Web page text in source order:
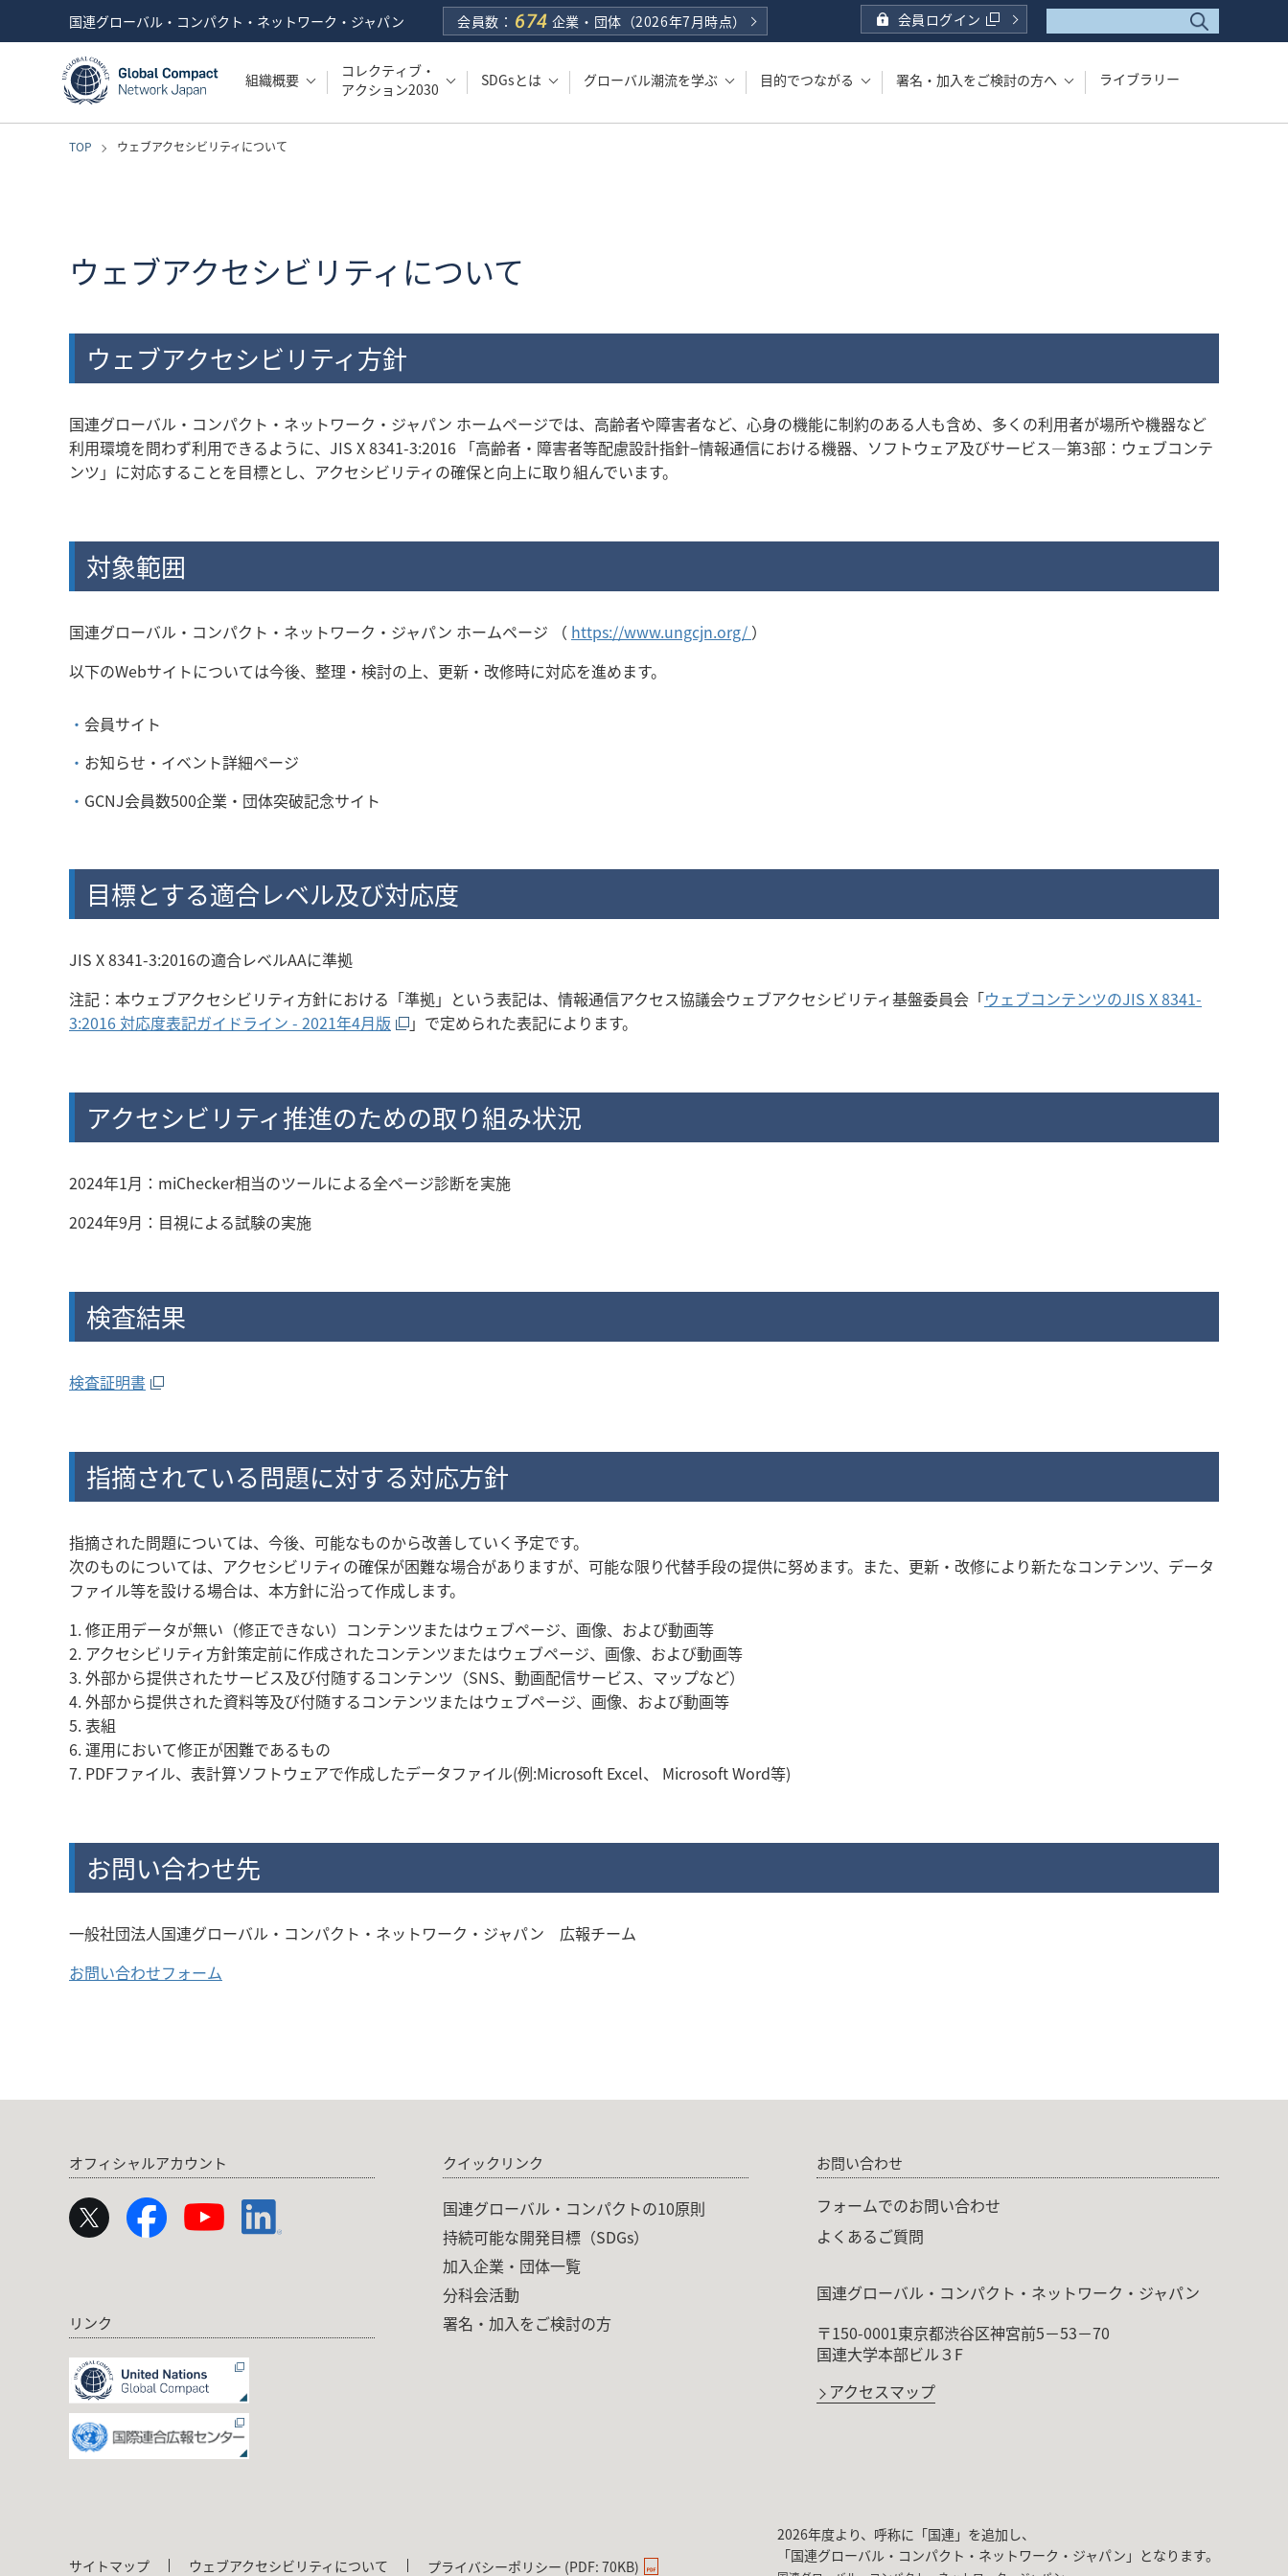
組織概要
コレクティブ・
アクション2030
SDGsとは グローバル潮流を学ぶ 目的でつながる 署名・加入をご検討の方へ ライブラリー
国連グローバル・コンパクト・ネットワーク・ジャパン 会員数： 674 企業・団体 （2026年7月時点） 会員ログイン
TOP ウェブアクセシビリティについて
ウェブアクセシビリティについて
ウェブアクセシビリティ方針
国連グローバル・コンパクト・ネットワーク・ジャパン ホームページでは、高齢者や障害者など、心身の機能に制約のある人も含め、多くの利用者が場所や機器など
利用環境を問わず利用できるように、JIS X 8341-3:2016 「高齢者・障害者等配慮設計指針−情報通信における機器、ソフトウェア及びサービス―第3部：ウェブコンテ
ンツ」に対応することを目標とし、アクセシビリティの確保と向上に取り組んでいます。
対象範囲
国連グローバル・コンパクト・ネットワーク・ジャパン ホームページ （ https://www.ungcjn.org/ ）
以下のWebサイトについては今後、整理・検討の上、更新・改修時に対応を進めます。
会員サイト
お知らせ・イベント詳細ページ
GCNJ会員数500企業・団体突破記念サイト
目標とする適合レベル及び対応度
JIS X 8341-3:2016の適合レベルAAに準拠
注記：本ウェブアクセシビリティ方針における「準拠」という表記は、情報通信アクセス協議会ウェブアクセシビリティ基盤委員会「ウェブコンテンツのJIS X 8341-
3:2016 対応度表記ガイドライン - 2021年4月版
」で定められた表記によります。
アクセシビリティ推進のための取り組み状況
2024年1月：miChecker相当のツールによる全ページ診断を実施
2024年9月：目視による試験の実施
検査結果
検査証明書
指摘されている問題に対する対応方針
指摘された問題については、今後、可能なものから改善していく予定です。
次のものについては、アクセシビリティの確保が困難な場合がありますが、可能な限り代替手段の提供に努めます。また、更新・改修により新たなコンテンツ、データ
ファイル等を設ける場合は、本方針に沿って作成します。
1. 修正用データが無い（修正できない）コンテンツまたはウェブページ、画像、および動画等
2. アクセシビリティ方針策定前に作成されたコンテンツまたはウェブページ、画像、および動画等
3. 外部から提供されたサービス及び付随するコンテンツ（SNS、動画配信サービス、マップなど）
4. 外部から提供された資料等及び付随するコンテンツまたはウェブページ、画像、および動画等
5. 表組
6. 運用において修正が困難であるもの
7. PDFファイル、表計算ソフトウェアで作成したデータファイル(例:Microsoft Excel、 Microsoft Word等)
お問い合わせ先
一般社団法人国連グローバル・コンパクト・ネットワーク・ジャパン 広報チーム
お問い合わせフォーム
オフィシャルアカウント クイックリンク
国連グローバル・コンパクトの10原則
持続可能な開発目標（SDGs）
加入企業・団体一覧
分科会活動
署名・加入をご検討の方
お問い合わせ
フォームでのお問い合わせ
よくあるご質問
国連グローバル・コンパクト・ネットワーク・ジャパン
〒150-0001東京都渋谷区神宮前5－53－70
国連大学本部ビル３F
アクセスマップ
リンク
サイトマップ ウェブアクセシビリティについて プライバシーポリシー (PDF: 70KB)
2026年度より、呼称に「国連」を追加し、
「国連グローバル・コンパクト・ネットワーク・ジャパン」となります。